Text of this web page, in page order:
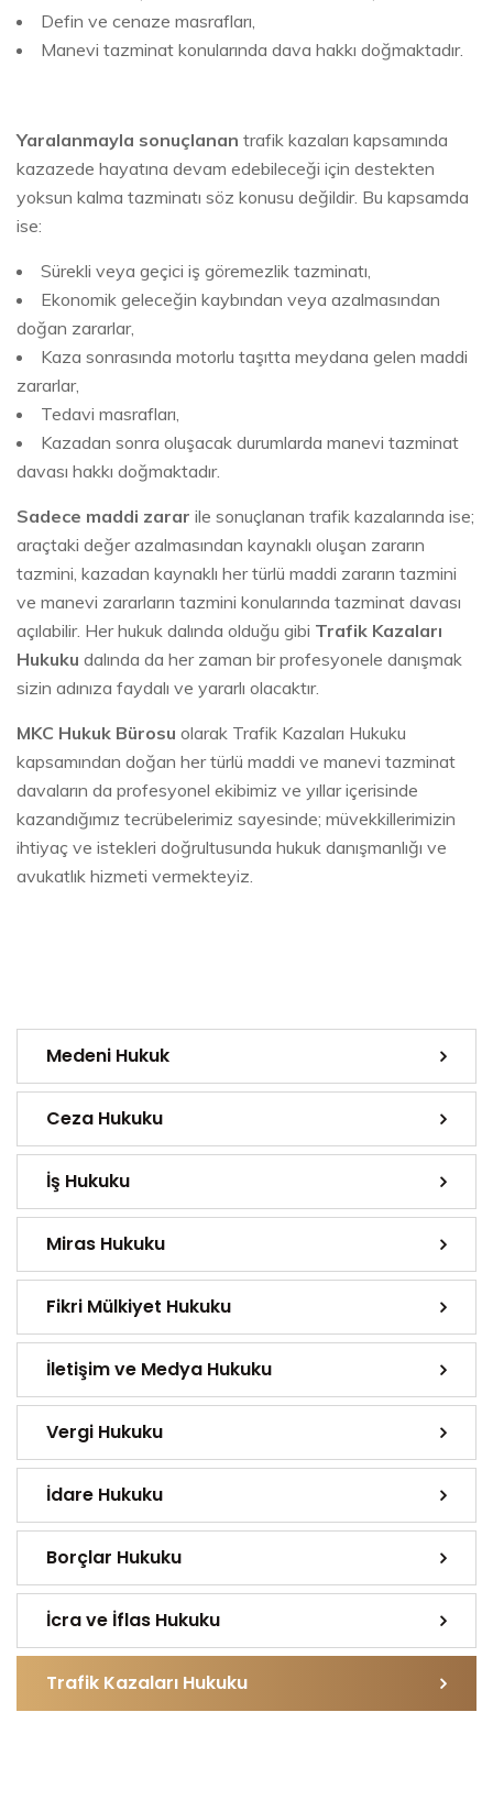
Defin ve cenaze masrafları,
Manevi tazminat konularında dava hakkı doğmaktadır.
Yaralanmayla sonuçlanan trafik kazaları kapsamında
kazazede hayatına devam edebileceği için destekten
yoksun kalma tazminatı söz konusu değildir. Bu kapsamda
ise:
Sürekli veya geçici iş göremezlik tazminatı,
Ekonomik geleceğin kaybından veya azalmasından
doğan zararlar,
Kaza sonrasında motorlu taşıtta meydana gelen maddi
zararlar,
Tedavi masrafları,
Kazadan sonra oluşacak durumlarda manevi tazminat
davası hakkı doğmaktadır.
Sadece maddi zarar ile sonuçlanan trafik kazalarında ise;
araçtaki değer azalmasından kaynaklı oluşan zararın
tazmini, kazadan kaynaklı her türlü maddi zararın tazmini
ve manevi zararların tazmini konularında tazminat davası
açılabilir. Her hukuk dalında olduğu gibi Trafik Kazaları
Hukuku dalında da her zaman bir profesyonele danışmak
sizin adınıza faydalı ve yararlı olacaktır.
MKC Hukuk Bürosu olarak Trafik Kazaları Hukuku
kapsamından doğan her türlü maddi ve manevi tazminat
davaların da profesyonel ekibimiz ve yıllar içerisinde
kazandığımız tecrübelerimiz sayesinde; müvekkillerimizin
ihtiyaç ve istekleri doğrultusunda hukuk danışmanlığı ve
avukatlık hizmeti vermekteyiz.
Medeni Hukuk
Ceza Hukuku
İş Hukuku
Miras Hukuku
Fikri Mülkiyet Hukuku
İletişim ve Medya Hukuku
Vergi Hukuku
İdare Hukuku
Borçlar Hukuku
İcra ve İflas Hukuku
Trafik Kazaları Hukuku